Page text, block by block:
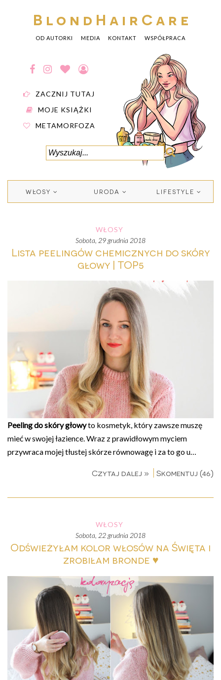
BlondHairCare
OD AUTORKI MEDIA KONTAKT WSPÓŁPRACA
ZACZNIJ TUTAJ
MOJE KSIĄŻKI
METAMORFOZA
WŁOSY URODA LIFESTYLE
WŁOSY
sobota, 29 grudnia 2018
Lista peelingów chemicznych do skóry
głowy | TOP5
Peeling do skóry głowyto kosmetyk, który zawsze muszę
mieć w swojej łazience. Wraz z prawidłowym myciem
przywraca mojej tłustej skórze równowagę i za to go u…
Czytaj dalej » Skomentuj (46)
WŁOSY
sobota, 22 grudnia 2018
Odświeżyłam kolor włosów na Święta i
zrobiłam bronde ♥